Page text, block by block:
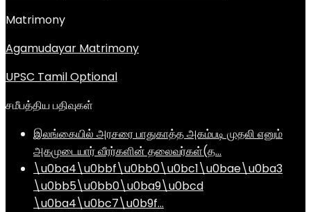
Matrimony
Agamudayar Matrimony
UPSC Tamil Optional
சமீபத்திய பதிவுகள்
இலங்கையில் அரசரை பாதுகாத்த அகம்படி முதலி எனும்
அகமுடையார் வீரர்களின் தலைவர்கள்(த…
\u0ba4\u0bbf\u0bb0\u0bc1\u0bae\u0ba3
\u0bb5\u0bb0\u0ba9\u0bcd
\u0ba4\u0bc7\u0b9f…